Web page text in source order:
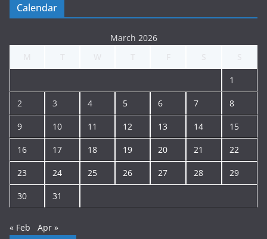
Calendar
March 2026
1
2 3 4 5 6 7 8
9 10 11 12 13 14 15
16 17 18 19 20 21 22
23 24 25 26 27 28 29
30 31
« Feb Apr »